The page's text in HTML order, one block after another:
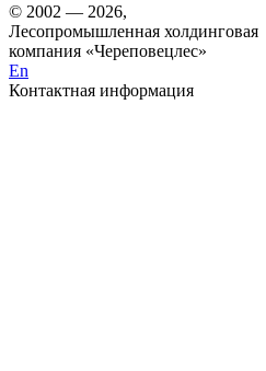
© 2002 — 2026,
Лесопромышленная холдинговая
компания «Череповецлес»
En
Контактная информация